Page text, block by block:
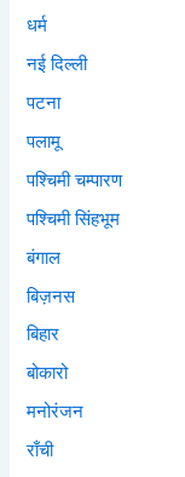
धर्म
नई दिल्ली
पटना
पलामू
पश्चिमी चम्पारण
पश्चिमी सिंहभूम
बंगाल
बिज़नस
बिहार
बोकारो
मनोरंजन
राँची